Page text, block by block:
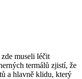
museli léčit
termálů zjistí, že
a hlavně klidu, který